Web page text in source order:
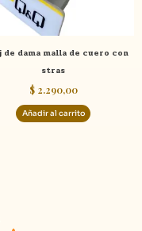
de dama malla de cuero con
stras
$2.290,00
Añadir al carrito